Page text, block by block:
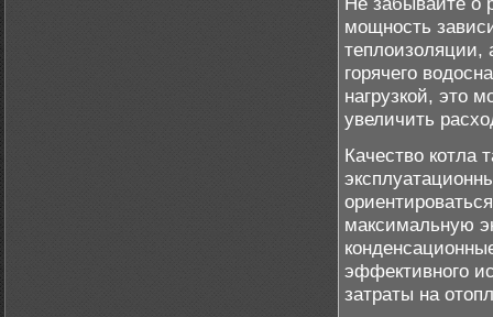
мощность
теплоизоляции,
горячего
нагрузкой, это
увеличить
Качество котла
максимальную
эффективного
затраты на